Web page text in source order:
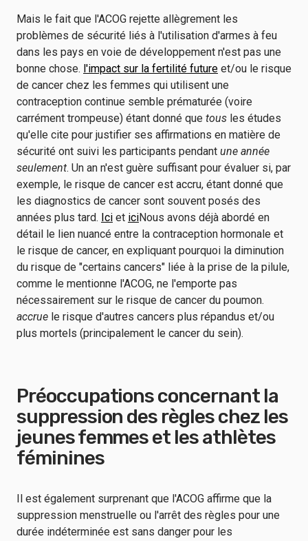
Mais le fait que l'ACOG rejette allègrement les
problèmes de sécurité liés à l'utilisation d'armes à feu
dans les pays en voie de développement n'est pas une
bonne chose. l'impact sur la fertilité future et/ou le risque
de cancer chez les femmes qui utilisent une
contraception continue semble prématurée (voire
carrément trompeuse) étant donné que tous les études
qu'elle cite pour justifier ses affirmations en matière de
sécurité ont suivi les participants pendant une année
seulement. Un an n'est guère suffisant pour évaluer si, par
exemple, le risque de cancer est accru, étant donné que
les diagnostics de cancer sont souvent posés des
années plus tard. Ici et iciNous avons déjà abordé en
détail le lien nuancé entre la contraception hormonale et
le risque de cancer, en expliquant pourquoi la diminution
du risque de "certains cancers" liée à la prise de la pilule,
comme le mentionne l'ACOG, ne l'emporte pas
nécessairement sur le risque de cancer du poumon.
accrue le risque d'autres cancers plus répandus et/ou
plus mortels (principalement le cancer du sein).
Préoccupations concernant la
suppression des règles chez les
jeunes femmes et les athlètes
féminines
Il est également surprenant que l'ACOG affirme que la
suppression menstruelle ou l'arrêt des règles pour une
durée indéterminée est sans danger pour les